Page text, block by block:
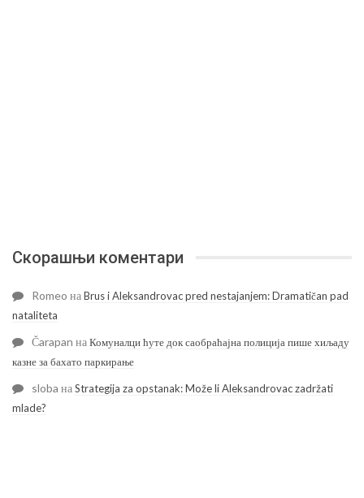
Скорашњи коментари
Romeo наBrus i Aleksandrovac pred nestajanjem: Dramatičan pad
nataliteta
Čarapan наКомуналци ћуте док саобраћајна полиција пише хиљаду
казне за бахато паркирање
sloba наStrategija za opstanak: Može li Aleksandrovac zadržati
mlade?